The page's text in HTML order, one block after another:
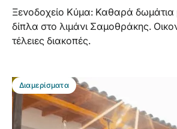
Ξενοδοχείο Κύμα: Καθαρά
δίπλα στο λιμάνι Σαμοθράκης.
τέλειες διακοπές.
BEST DEAL
Διαμερίσματα